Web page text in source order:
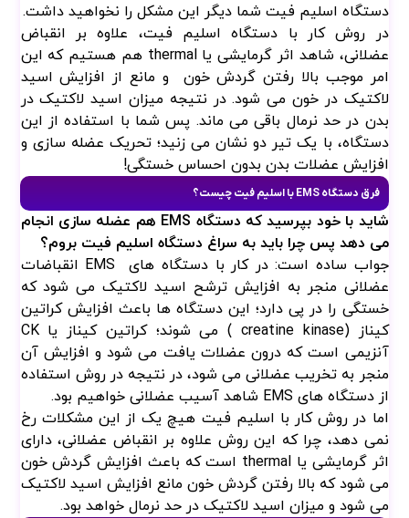
دستگاه اسلیم فیت شما دیگر این مشکل را نخواهید داشت.
در روش کار با دستگاه اسلیم فیت، علاوه بر انقباض
عضلانی، شاهد اثر گرمایشی یا thermal هم هستیم که این
امر موجب بالا رفتن گردش خون و مانع از افزایش اسید
لاکتیک در خون می شود. در نتیجه میزان اسید لاکتیک در
بدن در حد نرمال باقی می ماند. پس شما با استفاده از این
دستگاه، با یک تیر دو نشان می زنید؛ تحریک عضله سازی و
افزایش عضلات بدن بدون احساس خستگی!
فرق دستگاه EMS با اسلیم فیت چیست؟
شاید با خود بپرسید که دستگاه EMS هم عضله سازی انجام
می دهد پس چرا باید به سراغ دستگاه اسلیم فیت بروم؟
جواب ساده است: در کار با دستگاه های EMS انقباضات
عضلانی منجر به افزایش ترشح اسید لاکتیک می شود که
خستگی را در پی دارد؛ این دستگاه ها باعث افزایش کراتین
کیناز (creatine kinase ) می شوند؛ کراتین کیناز یا CK
آنزیمی است که درون عضلات یافت می شود و افزایش آن
منجر به تخریب عضلانی می شود، در نتیجه در روش استفاده
از دستگاه های EMS شاهد آسیب عضلانی خواهیم بود.
اما در روش کار با اسلیم فیت هیچ یک از این مشکلات رخ
نمی دهد، چرا که این روش علاوه بر انقباض عضلانی، دارای
اثر گرمایشی یا thermal است که باعث افزایش گردش خون
می شود که بالا رفتن گردش خون مانع افزایش اسید لاکتیک
می شود و میزان اسید لاکتیک در حد نرمال خواهد بود.